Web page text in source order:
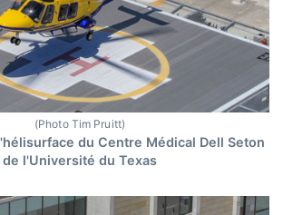
(Photo Tim Pruitt)
du Centre Médical Dell Seton
de l'Université du Texas